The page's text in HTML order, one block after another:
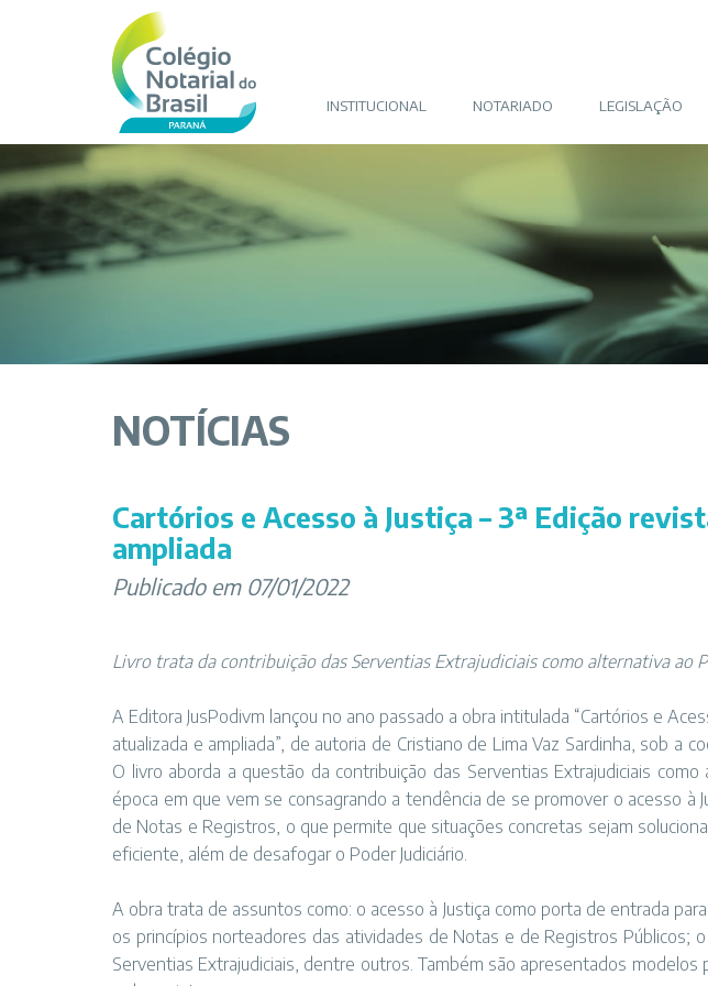
INSTITUCIONAL NOTARIADO LEGISLAÇÃO
NOTÍCIAS
Cartórios e Acesso à Justiça – 3ª Edição
ampliada
Publicado em 07/01/2022
Livro trata da contribuição das Serventias Extrajudiciais como alternativa ao
A Editora JusPodivm lançou no ano passado a obra intitulada “Cartórios e
atualizada e ampliada”, de autoria de Cristiano de Lima Vaz Sardinha, sob a
O livro aborda a questão da contribuição das Serventias Extrajudiciais como
época em que vem se consagrando a tendência de se promover o acesso à
de Notas e Registros, o que permite que situações concretas sejam
eficiente, além de desafogar o Poder Judiciário.
A obra trata de assuntos como: o acesso à Justiça como porta de entrada
os princípios norteadores das atividades de Notas e de Registros Públicos;
Serventias Extrajudiciais, dentre outros. Também são apresentados modelos